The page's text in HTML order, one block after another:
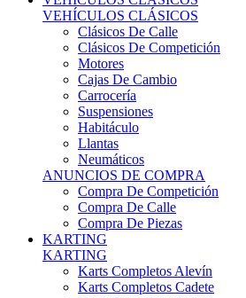
Clásicos De Calle
Clásicos De Competición
Motores
Cajas De Cambio
Carrocería
Suspensiones
Habitáculo
Llantas
Neumáticos
ANUNCIOS DE COMPRA
Compra De Competición
Compra De Calle
Compra De Piezas
KARTING
KARTING
Karts Completos Alevín
Karts Completos Cadete
Karts Completos Junior